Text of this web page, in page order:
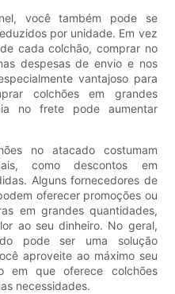
você também pode se
por unidade. Em vez
cada colchão, comprar no
despesas de envio e nos
vantajoso para
colchões em grandes
no frete pode aumentar
no atacado costumam
como descontos em
Alguns fornecedores de
oferecer promoções ou
em grandes quantidades,
ao seu dinheiro. No geral,
pode ser uma solução
aproveite ao máximo seu
em que oferece colchões
necessidades.